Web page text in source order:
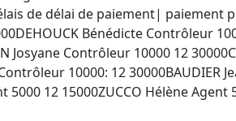
de délai de paiement| paiement
Bénédicte Contrôleur
Josyane Contrôleur 10000 12
10000: 12
5000 12 15000ZUCCO Hélène